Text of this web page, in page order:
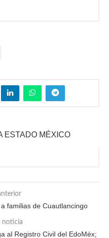
ESTADO MÉXICO
familias de Cuautlancingo
noticia
al Registro Civil del EdoMéx;